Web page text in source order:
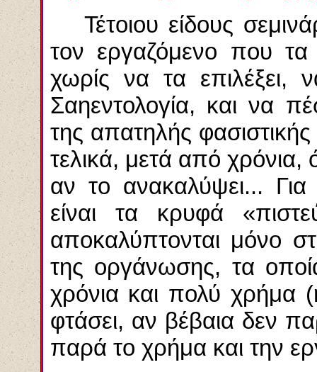
Τέτοιου είδους
τον εργαζόμενο που
χωρίς να τα επιλέξει,
Σαηεντολογία, και να
της απατηλής
τελικά, μετά από
αν το ανακαλύψει...
είναι τα κρυφά
αποκαλύπτονται μόνο
της οργάνωσης, τα
χρόνια και πολύ χρήμα
φτάσει, αν βέβαια δεν
παρά το χρήμα και την